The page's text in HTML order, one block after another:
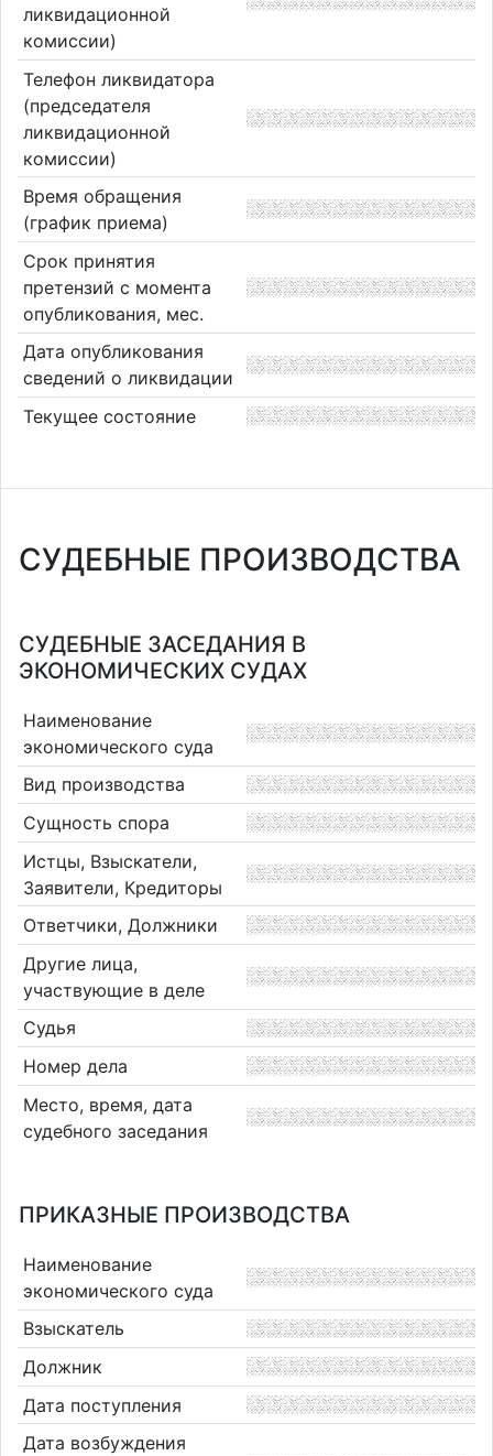
ликвидационной
комиссии)
Телефон ликвидатора
(председателя
ликвидационной
комиссии)
Время обращения
(график приема)
Срок принятия
претензий с момента
опубликования, мес.
Дата опубликования
сведений о ликвидации
Текущее состояние
СУДЕБНЫЕ ПРОИЗВОДСТВА
СУДЕБНЫЕ ЗАСЕДАНИЯ В
ЭКОНОМИЧЕСКИХ СУДАХ
Наименование
экономического суда
Вид производства
Сущность спора
Истцы, Взыскатели,
Заявители, Кредиторы
Ответчики, Должники
Другие лица,
участвующие в деле
Судья
Номер дела
Место, время, дата
судебного заседания
ПРИКАЗНЫЕ ПРОИЗВОДСТВА
Наименование
экономического суда
Взыскатель
Должник
Дата поступления
Дата возбуждения